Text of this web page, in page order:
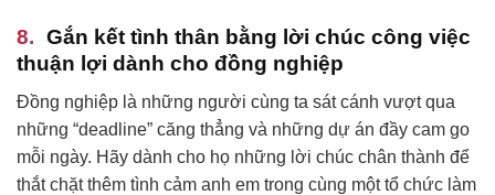
Gắn kết tình thân bằng lời chúc công việc
thuận lợi dành cho đồng nghiệp
Đồng nghiệp là những người cùng ta sát cánh vượt qua
những “deadline” căng thẳng và những dự án đầy cam go
mỗi ngày. Hãy dành cho họ những lời chúc chân thành để
thắt chặt thêm tình cảm anh em trong cùng một tổ chức làm